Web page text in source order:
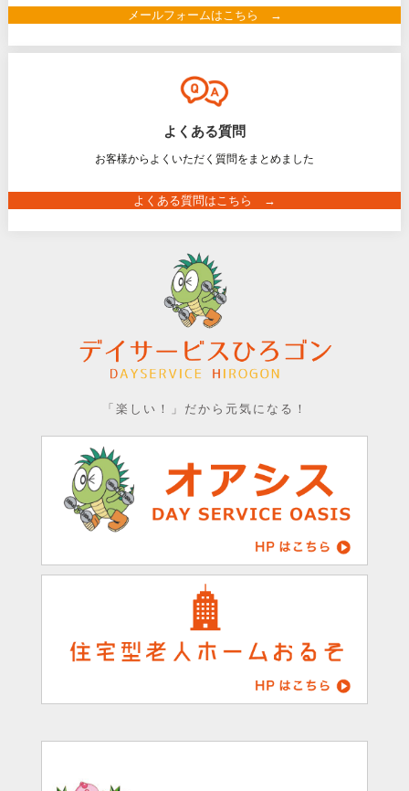
メールフォームはこちら →
よくある質問
お客様からよくいただく質問をまとめました
よくある質問はこちら →
「楽しい！」だから元気になる！